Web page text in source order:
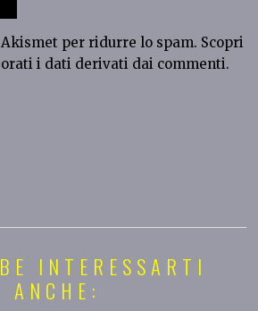
per ridurre lo spam. Scopri
i dati derivati dai commenti.
INTERESSARTI
ANCHE: